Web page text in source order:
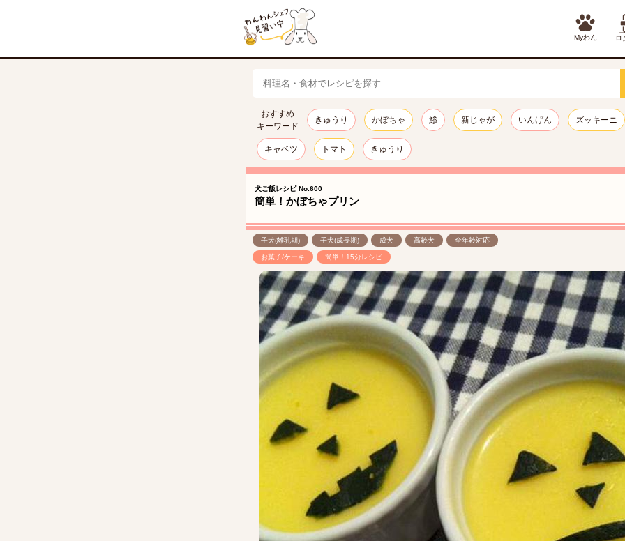
Myわん ロ
おすすめ
キーワード
きゅうり かぼちゃ 鯵 新じゃが いんげん ズッキーニ
キャベツ トマト きゅうり
犬ご飯レシピ No.600
簡単！かぼちゃプリン
子犬(離乳期) 子犬(成長期) 成犬 高齢犬 全年齢対応
お菓子/ケーキ 簡単！15分レシピ